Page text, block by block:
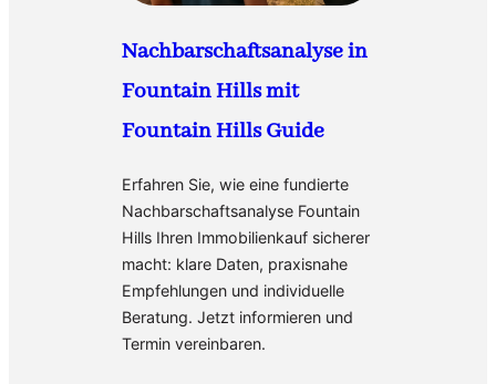
Nachbarschaftsanalyse in
Fountain Hills mit
Fountain Hills Guide
Erfahren Sie, wie eine fundierte
Nachbarschaftsanalyse Fountain
Hills Ihren Immobilienkauf sicherer
macht: klare Daten, praxisnahe
Empfehlungen und individuelle
Beratung. Jetzt informieren und
Termin vereinbaren.